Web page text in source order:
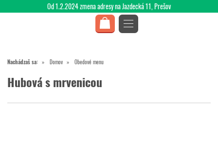
Nachádzaš sa: Domov Obedové menu
Hubová s mrvenicou
Od 1.2.2024 zmena adresy na Jazdecká 11, Prešov